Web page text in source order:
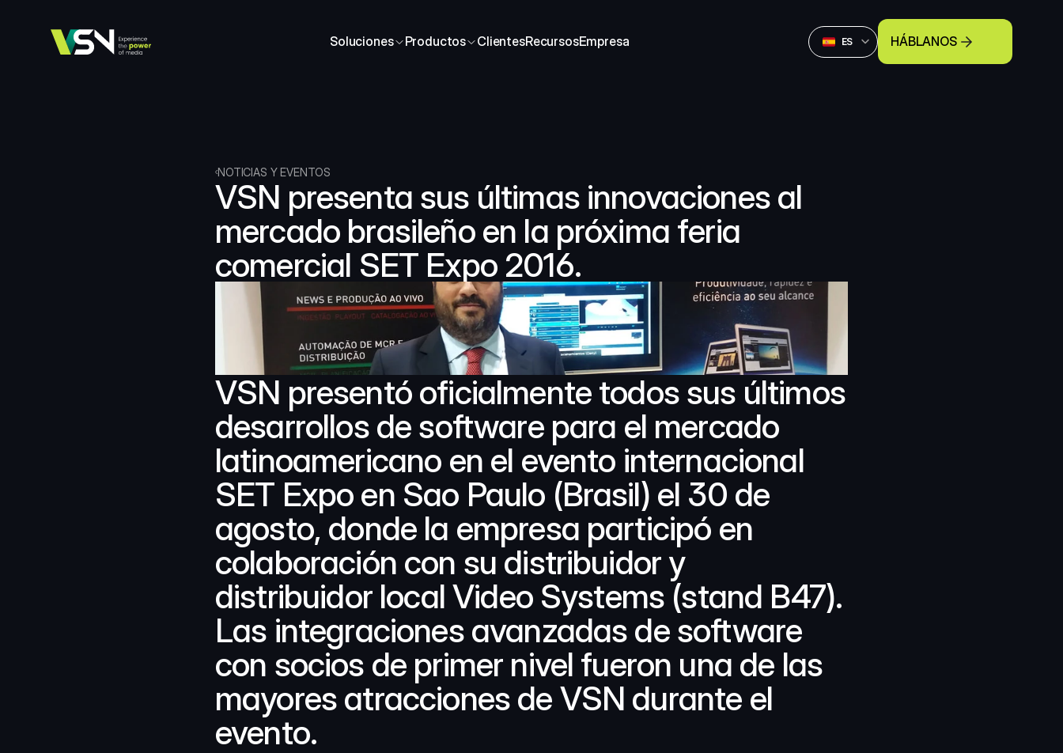
Soluciones Productos ClientesRecursosEmpresa
Select Language
Spanish (Spain)
ES HÁBLANOS
NOTICIAS Y EVENTOS
VSN presenta sus últimas innovaciones al
mercado brasileño en la próxima feria
comercial SET Expo 2016.
VSN presentó oficialmente todos sus últimos
desarrollos de software para el mercado
latinoamericano en el evento internacional
SET Expo en Sao Paulo (Brasil) el 30 de
agosto, donde la empresa participó en
colaboración con su distribuidor y
distribuidor local Video Systems (stand B47).
Las integraciones avanzadas de software
con socios de primer nivel fueron una de las
mayores atracciones de VSN durante el
evento.